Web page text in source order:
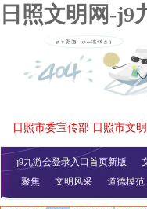
日照文明网-j9
日照市委宣传部 日照市文
j9九游会登录入口首页新版
明播报
公益视频
聚焦 文明风采 道德模范